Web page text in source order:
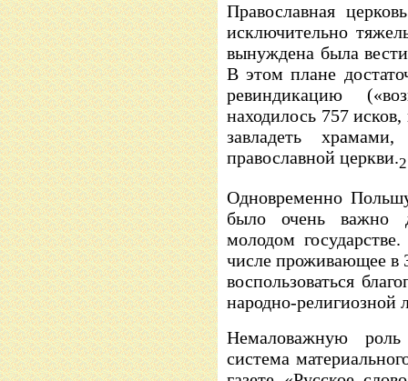
Православная
исключительно
вынуждена была
В этом плане
ревиндикацию
находилось 757
завладеть
православной церкви.2
Одновременно
было очень важно
молодом
числе проживающее в
воспользоваться
народно-религиозной
Немаловажную
система